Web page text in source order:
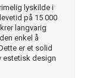
lyskilde i
på 15 000
langvarig
enkel å
er et solid
estetisk design